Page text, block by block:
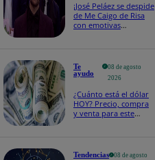
¡José Peláez se despide
de Me Caigo de Risa
con emotivas
Te
ayudo
08 de agosto
2026
¿Cuánto está el dólar
HOY? Precio, compra
y venta para este
Tendencias
08 de agosto